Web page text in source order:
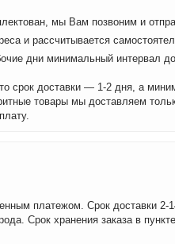
мы Вам позвоним и
и рассчитывается
дни минимальный интервал
срок доставки — 1-2 дня, а
товары мы доставляем
платежом. Срок доставки 2-
Срок хранения заказа в